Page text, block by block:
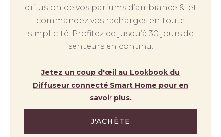
diffusion de vos parfums d’ambiance & et
commandez vos recharges en toute
simplicité. Profitez de jusqu’à 30 jours de
senteurs en continu.
Jetez un coup d'œil au Lookbook du
Diffuseur connecté Smart Home pour en
savoir plus.
J'ACHÈTE